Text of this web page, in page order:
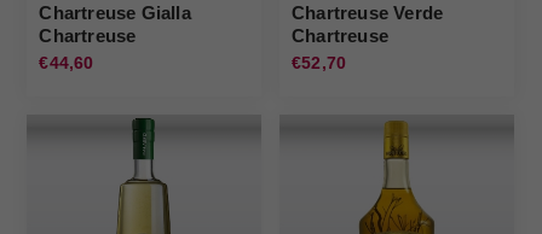
Chartreuse Gialla
Chartreuse
€44,60
Chartreuse Verde
Chartreuse
€52,70